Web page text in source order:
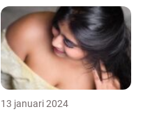
13 januari 2024